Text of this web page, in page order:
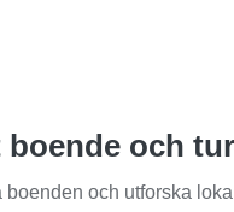
boende och
och utforska